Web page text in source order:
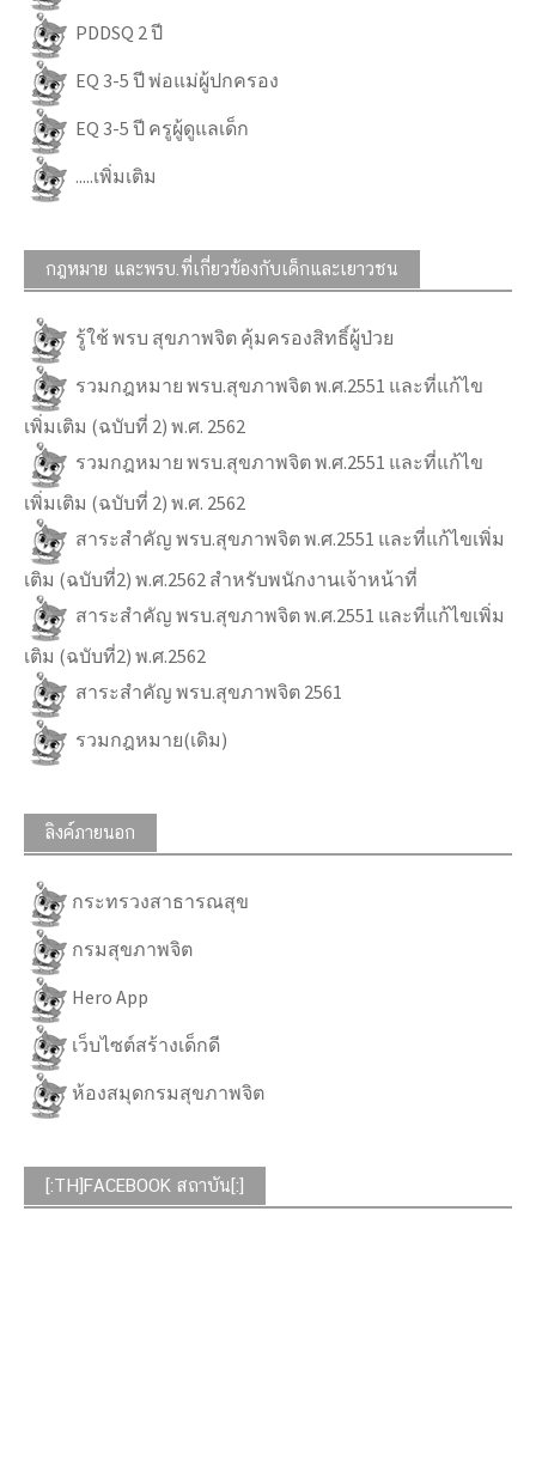
PDDSQ 2 ปี
EQ 3-5 ปี พ่อแม่ผู้ปกครอง
EQ 3-5 ปี ครูผู้ดูแลเด็ก
.....เพิ่มเติม
กฎหมาย และพรบ.ที่เกี่ยวข้องกับเด็กและเยาวชน
รู้ใช้ พรบ สุขภาพจิต คุ้มครองสิทธิ์ผู้ป่วย
รวมกฎหมาย พรบ.สุขภาพจิต พ.ศ.2551 และที่แก้ไข
เพิ่มเติม (ฉบับที่ 2) พ.ศ. 2562
รวมกฎหมาย พรบ.สุขภาพจิต พ.ศ.2551 และที่แก้ไข
เพิ่มเติม (ฉบับที่ 2) พ.ศ. 2562
สาระสำคัญ พรบ.สุขภาพจิต พ.ศ.2551 และที่แก้ไขเพิ่ม
เติม (ฉบับที่2) พ.ศ.2562 สำหรับพนักงานเจ้าหน้าที่
สาระสำคัญ พรบ.สุขภาพจิต พ.ศ.2551 และที่แก้ไขเพิ่ม
เติม (ฉบับที่2) พ.ศ.2562
สาระสำคัญ พรบ.สุขภาพจิต 2561
รวมกฎหมาย(เดิม)
ลิงค์ภายนอก
กระทรวงสาธารณสุข
กรมสุขภาพจิต
Hero App
เว็บไซต์สร้างเด็กดี
ห้องสมุดกรมสุขภาพจิต
[:TH]FACEBOOK สถาบัน[:]